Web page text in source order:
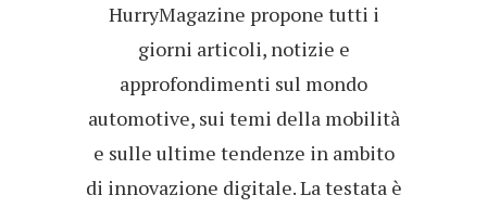
HurryMagazine propone tutti i
giorni articoli, notizie e
approfondimenti sul mondo
automotive, sui temi della mobilità
e sulle ultime tendenze in ambito
di innovazione digitale. La testata è